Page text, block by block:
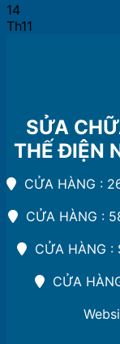
14
Th11
SỬA
THẾ ĐIỆN
CỬA HÀNG :
CỬA HÀNG :
CỬA HÀNG :
CỬA